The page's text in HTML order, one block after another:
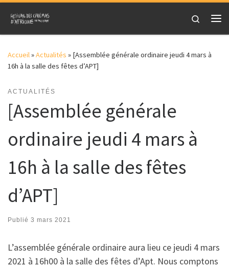
Skip to content
Search
Accueil»Actualités » [Assemblée générale ordinaire jeudi 4 mars à
16h à la salle des fêtes d’APT]
ACTUALITÉS
[Assemblée générale
ordinaire jeudi 4 mars à
16h à la salle des fêtes
d’APT]
Publié 3 mars 2021
L’assemblée générale ordinaire aura lieu ce jeudi 4 mars
2021 à 16h00 à la salle des fêtes d’Apt. Nous comptons